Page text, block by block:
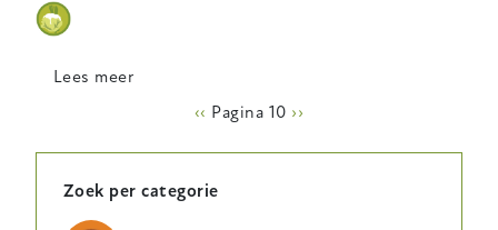
categorie
Lees meer
Aardvlooien
koolgewassen:
inzichten
Vorige
‹‹ Pagina 10 Volgende
››
Zoek per categorie